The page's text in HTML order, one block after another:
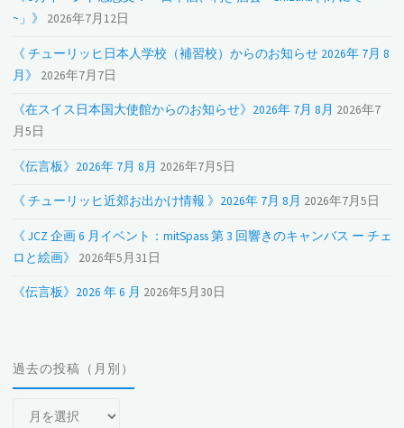
~」》
2026年7月12日
《 チューリッヒ日本人学校（補習校）からのお知らせ 2026年 7月 8
月》
2026年7月7日
《在スイス日本国大使館からのお知らせ》2026年 7月 8月 2026年7
月5日
《伝言板》2026年 7月 8月 2026年7月5日
《 チューリッヒ近郊お出かけ情報 》2026年 7月 8月 2026年7月5日
《 JCZ 企画 6 月イベント：mitSpass 第 3 回響きのキャンバス ー チェ
ロと絵画》
2026年5月31日
《伝言板》2026 年 6 月 2026年5月30日
過去の投稿（月別）